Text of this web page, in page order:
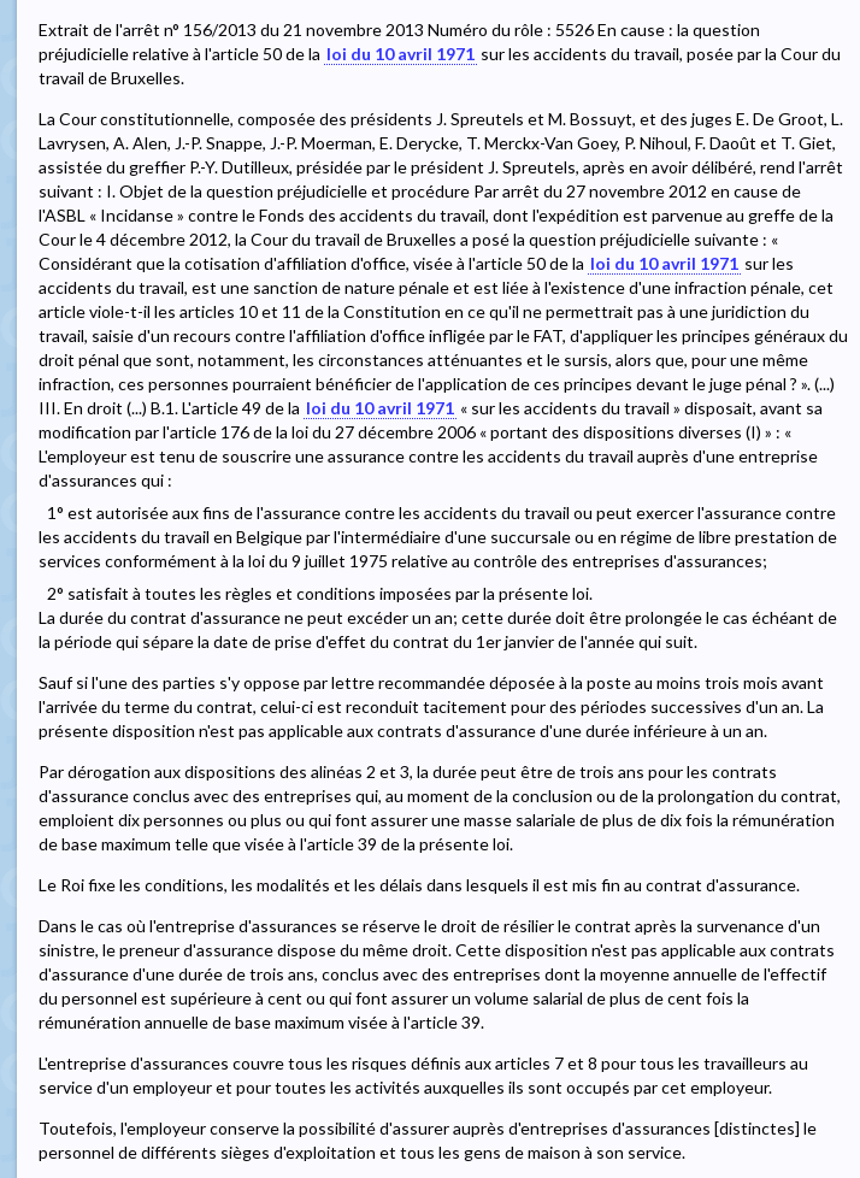
Extrait de l'arrêt n° 156/2013 du 21 novembre 2013 Numéro du rôle : 5526 En cause : la question
préjudicielle relative à l'article 50 de la loi du 10 avril 1971 sur les accidents du travail, posée par la Cour du
travail de Bruxelles.
La Cour constitutionnelle, composée des présidents J. Spreutels et M. Bossuyt, et des juges E. De Groot, L.
Lavrysen, A. Alen, J.-P. Snappe, J.-P. Moerman, E. Derycke, T. Merckx-Van Goey, P. Nihoul, F. Daoût et T. Giet,
assistée du greffier P.-Y. Dutilleux, présidée par le président J. Spreutels, après en avoir délibéré, rend l'arrêt
suivant : I. Objet de la question préjudicielle et procédure Par arrêt du 27 novembre 2012 en cause de
l'ASBL « Incidanse » contre le Fonds des accidents du travail, dont l'expédition est parvenue au greffe de la
Cour le 4 décembre 2012, la Cour du travail de Bruxelles a posé la question préjudicielle suivante : «
Considérant que la cotisation d'affiliation d'office, visée à l'article 50 de la loi du 10 avril 1971 sur les
accidents du travail, est une sanction de nature pénale et est liée à l'existence d'une infraction pénale, cet
article viole-t-il les articles 10 et 11 de la Constitution en ce qu'il ne permettrait pas à une juridiction du
travail, saisie d'un recours contre l'affiliation d'office infligée par le FAT, d'appliquer les principes généraux du
droit pénal que sont, notamment, les circonstances atténuantes et le sursis, alors que, pour une même
infraction, ces personnes pourraient bénéficier de l'application de ces principes devant le juge pénal ? ». (...)
III. En droit (...) B.1. L'article 49 de la loi du 10 avril 1971 « sur les accidents du travail » disposait, avant sa
modification par l'article 176 de la loi du 27 décembre 2006 « portant des dispositions diverses (I) » : «
L'employeur est tenu de souscrire une assurance contre les accidents du travail auprès d'une entreprise
d'assurances qui :
1° est autorisée aux fins de l'assurance contre les accidents du travail ou peut exercer l'assurance contre
les accidents du travail en Belgique par l'intermédiaire d'une succursale ou en régime de libre prestation de
services conformément à la loi du 9 juillet 1975 relative au contrôle des entreprises d'assurances;
2° satisfait à toutes les règles et conditions imposées par la présente loi.
La durée du contrat d'assurance ne peut excéder un an; cette durée doit être prolongée le cas échéant de
la période qui sépare la date de prise d'effet du contrat du 1er janvier de l'année qui suit.
Sauf si l'une des parties s'y oppose par lettre recommandée déposée à la poste au moins trois mois avant
l'arrivée du terme du contrat, celui-ci est reconduit tacitement pour des périodes successives d'un an. La
présente disposition n'est pas applicable aux contrats d'assurance d'une durée inférieure à un an.
Par dérogation aux dispositions des alinéas 2 et 3, la durée peut être de trois ans pour les contrats
d'assurance conclus avec des entreprises qui, au moment de la conclusion ou de la prolongation du contrat,
emploient dix personnes ou plus ou qui font assurer une masse salariale de plus de dix fois la rémunération
de base maximum telle que visée à l'article 39 de la présente loi.
Le Roi fixe les conditions, les modalités et les délais dans lesquels il est mis fin au contrat d'assurance.
Dans le cas où l'entreprise d'assurances se réserve le droit de résilier le contrat après la survenance d'un
sinistre, le preneur d'assurance dispose du même droit. Cette disposition n'est pas applicable aux contrats
d'assurance d'une durée de trois ans, conclus avec des entreprises dont la moyenne annuelle de l'effectif
du personnel est supérieure à cent ou qui font assurer un volume salarial de plus de cent fois la
rémunération annuelle de base maximum visée à l'article 39.
L'entreprise d'assurances couvre tous les risques définis aux articles 7 et 8 pour tous les travailleurs au
service d'un employeur et pour toutes les activités auxquelles ils sont occupés par cet employeur.
Toutefois, l'employeur conserve la possibilité d'assurer auprès d'entreprises d'assurances [distinctes] le
personnel de différents sièges d'exploitation et tous les gens de maison à son service.